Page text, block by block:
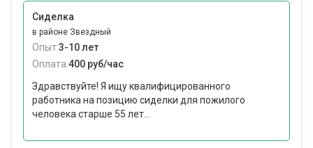
Сиделка
в районе Звездный
Опыт:3-10 лет
Оплата:400 руб/час
Здравствуйте! Я ищу квалифицированного
работника на позицию сиделки для пожилого
человека старше 55 лет...